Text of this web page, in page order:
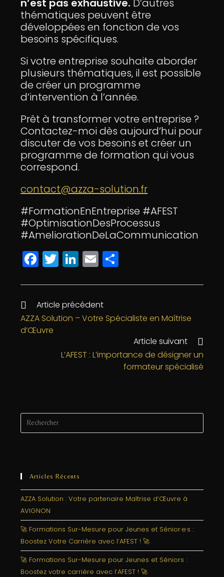
n’est pas exhaustive. D’autres
thématiques peuvent être
développées en fonction de vos
besoins spécifiques.
Si votre entreprise souhaite aborder
plusieurs thématiques, il est possible
de créer un programme
d’intervention à l’année.
Prêt à transformer votre entreprise ?
Contactez-moi dès aujourd’hui pour
discuter de vos besoins et créer un
programme de formation qui vous
correspond.
contact@azza-solution.fr
#FormationEnEntreprise #AFEST
#OptimisationDesProcessus
#AmeliorationDeLaCommunication
F
a
c
e
b
o
T
w
itt
e
r
Li
n
k
e
dI
E
m
ai
l
rt
g
r
Article précédent
AZZA Solution – Votre Spécialiste en Maîtrise
d’Œuvre
Article suivant
L’AFEST : L’importance de désigner un
formateur spécialisé
Articles Récents
AZZA Solution : Votre partenaire Maîtrise d’Œuvre à
AVIGNON
🚀 Formations Sur-Mesure pour Jeunes et Sénior·e·s :
Boostez Votre Carrière avec l’AFEST ! 🚀
🚀 Formations Sur-Mesure pour Jeunes et Séniors :
Boostez votre carrière avec l’AFEST ! 🚀